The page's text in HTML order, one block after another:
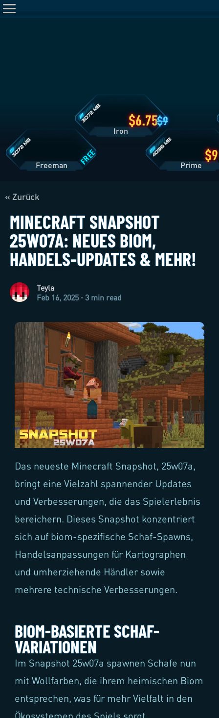
6.75
« Zurück
MINECRAFT SNAPSHOT
25W07A: NEUES BIOM,
HANDELS-UPDATES & MEHR!
Teyla
Feb 16, 2025 · 3 min read
Das neueste Minecraft Snapshot, 25w07a,
bringt eine Vielzahl spannender Updates
und Verbesserungen, die das Spielerlebnis
bereichern. Dieses Snapshot konzentriert
sich auf biom-spezifische Schaf-Spawns,
Handelsanpassungen für Kartographen
und umherziehende Händler sowie
mehrere technische Verbesserungen.
BIOM-BASIERTE SCHAF-
VARIATIONEN
Im Snapshot 25w07a spawnen Schafe nun
mit Wollfarben, die ihrem heimischen Biom
entsprechen, was für mehr Vielfalt in den